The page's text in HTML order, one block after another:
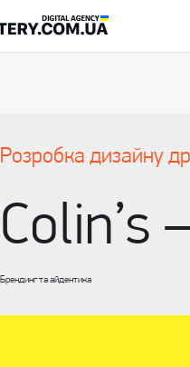
Розробка дизайну
Брендинг та айдентика